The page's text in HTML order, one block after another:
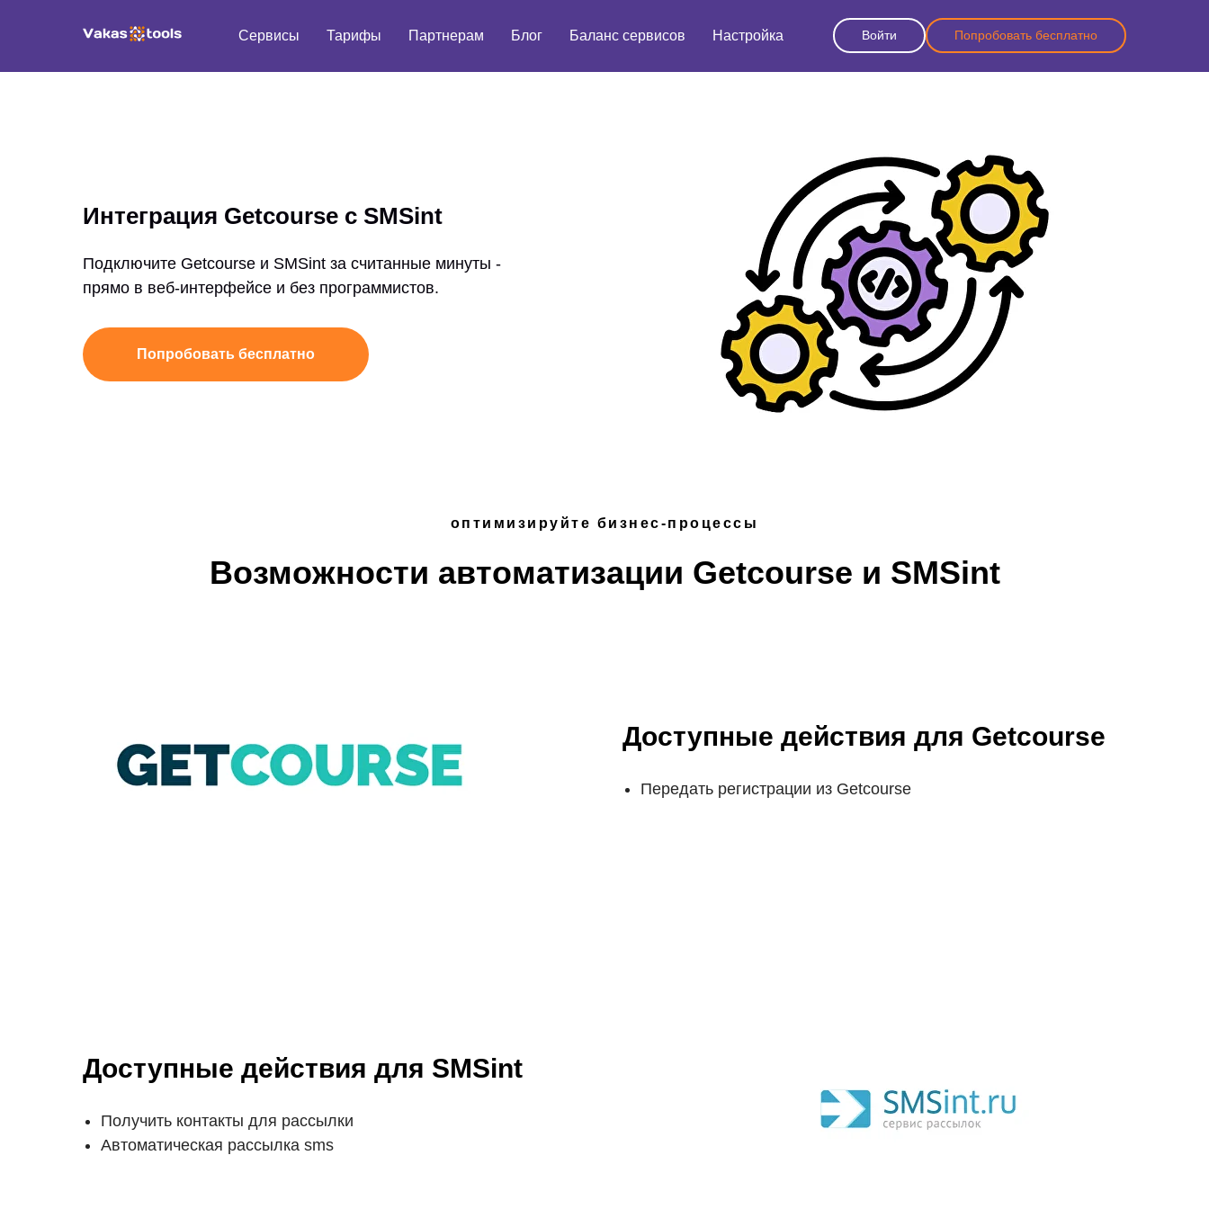
Сервисы Тарифы Партнерам Блог Баланс сервисов Настройка Войти Попробовать бесплатно
Интеграция Getcourse с SMSint
Подключите Getcourse и SMSint за считанные минуты -
прямо в веб-интерфейсе и без программистов.
Попробовать бесплатно
оптимизируйте бизнес-процессы
Возможности автоматизации Getcourse и SMSint
Доступные действия для Getcourse
Передать регистрации из Getcourse
Доступные действия для SMSint
Получить контакты для рассылки
Автоматическая рассылка sms